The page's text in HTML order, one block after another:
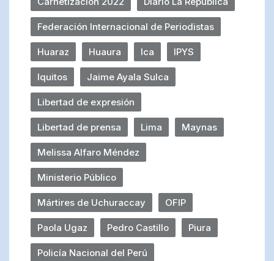
Federación Internacional de Periodistas
Huaraz Huaura Ica IPYS
Iquitos Jaime Ayala Sulca
Libertad de expresión
Libertad de prensa Lima Maynas
Melissa Alfaro Méndez
Ministerio Público
Mártires de Uchuraccay OFIP
Paola Ugaz Pedro Castillo Piura
Policía Nacional del Perú